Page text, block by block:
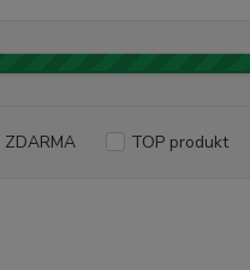
TOP produkt